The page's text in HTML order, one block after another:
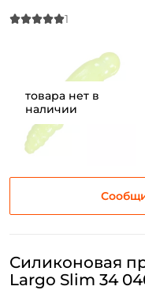
товара нет в
наличии
Силиконовая
Largo Slim 34